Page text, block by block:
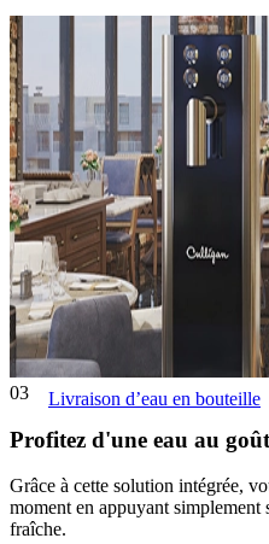
Livraison d’eau en bouteille
03
Profitez d'une eau au
Grâce à cette solution intégrée,
moment en appuyant
fraîche.